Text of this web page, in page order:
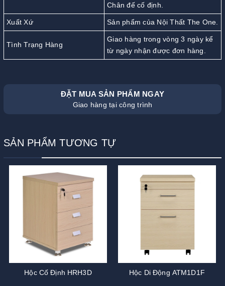
Chân đế cố định.
Xuất Xứ Sản phẩm của Nội Thất The One.
Tình Trạng Hàng
Giao hàng trong vòng 3 ngày kể
từ ngày nhận được đơn hàng.
ĐẶT MUA SẢN PHẨM NGAY
Giao hàng tại công trình
SẢN PHẨM TƯƠNG TỰ
Hộc Cố Định HRH3D Hộc Di Động ATM1D1F